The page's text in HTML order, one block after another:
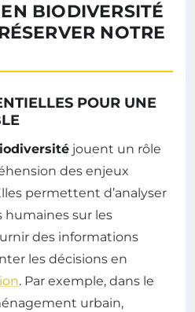
BIODIVERSITÉ
NOTRE
POUR UNE
jouent un rôle
des enjeux
permettent d’analyser
humaines sur les
des informations
les décisions en
. Par exemple, dans le
urbain,